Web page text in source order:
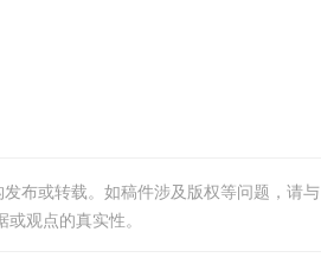
布或转载。如稿件涉及版权等问题，请与
观点的真实性。